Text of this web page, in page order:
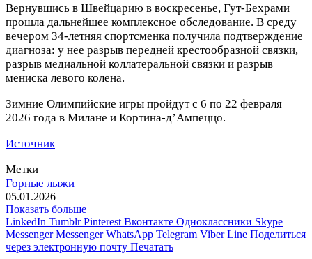
Вернувшись в Швейцарию в воскресенье, Гут‑Бехрами
прошла дальнейшее комплексное обследование. В среду
вечером 34‑летняя спортсменка получила подтверждение
диагноза: у нее разрыв передней крестообразной связки,
разрыв медиальной коллатеральной связки и разрыв
мениска левого колена.
Зимние Олимпийские игры пройдут с 6 по 22 февраля
2026 года в Милане и Кортина‑д’Ампеццо.
Источник
Метки
Горные лыжи
05.01.2026
Показать больше
LinkedIn Tumblr Pinterest Вконтакте Одноклассники Skype
Messenger Messenger WhatsApp Telegram Viber Line Поделиться
через электронную почту Печатать